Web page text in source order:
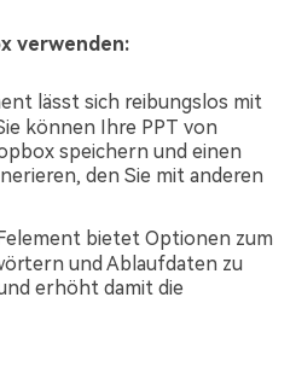
verwenden:
lässt sich reibungslos mit
können Ihre PPT von
speichern und einen
den Sie mit anderen
bietet Optionen zum
und Ablaufdaten zu
erhöht damit die